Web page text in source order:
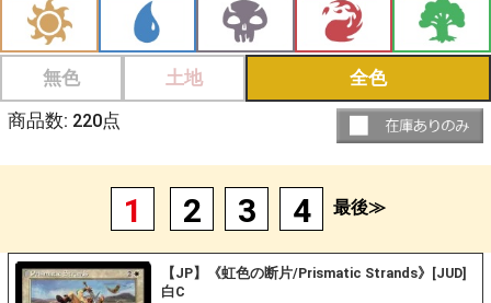
無色 土地 全色
商品数: 220点
1 2 3 4 最後≫
【JP】《虹色の断片/Prismatic Strands》[JUD]
白C